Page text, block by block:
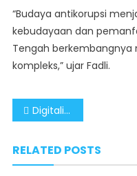
“Budaya antikorupsi
kebudayaan dan
Tengah berkembangnya
kompleks,” ujar Fadli.
Post
Digitalisasi Pengawasan Dinilai Efektif Cegah Korupsi di Kementerian/Lembaga
RELATED POSTS